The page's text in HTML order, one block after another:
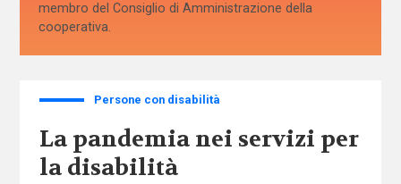
membro del Consiglio di Amministrazione della
cooperativa.
Persone con disabilità
La pandemia nei servizi per
la disabilità